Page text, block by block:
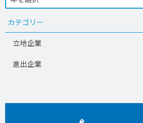
カテゴリー
立地企業
進出企業